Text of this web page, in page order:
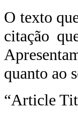
O texto
citação
quanto ao
“Article